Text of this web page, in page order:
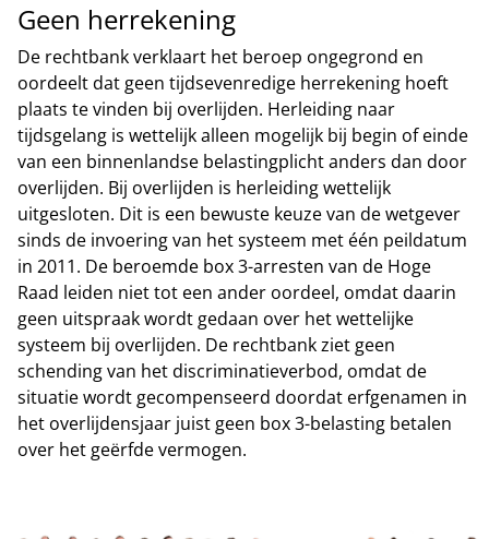
Geen herrekening
De rechtbank verklaart het beroep ongegrond en
oordeelt dat geen tijdsevenredige herrekening hoeft
plaats te vinden bij overlijden. Herleiding naar
tijdsgelang is wettelijk alleen mogelijk bij begin of einde
van een binnenlandse belastingplicht anders dan door
overlijden. Bij overlijden is herleiding wettelijk
uitgesloten. Dit is een bewuste keuze van de wetgever
sinds de invoering van het systeem met één peildatum
in 2011. De beroemde box 3-arresten van de Hoge
Raad leiden niet tot een ander oordeel, omdat daarin
geen uitspraak wordt gedaan over het wettelijke
systeem bij overlijden. De rechtbank ziet geen
schending van het discriminatieverbod, omdat de
situatie wordt gecompenseerd doordat erfgenamen in
het overlijdensjaar juist geen box 3-belasting betalen
over het geërfde vermogen.